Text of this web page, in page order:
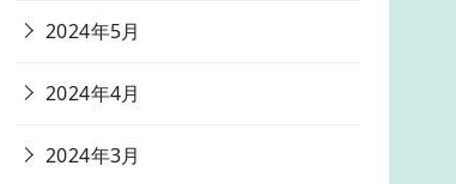
2024年5月
2024年4月
2024年3月